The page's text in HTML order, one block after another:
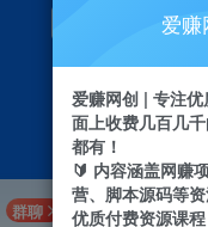
直播
群聊
爱赚
爱赚网创 | 专注
面上收费几百几
都有！
🔰 内容涵盖网赚
营、脚本源码等
优质付费资源课程